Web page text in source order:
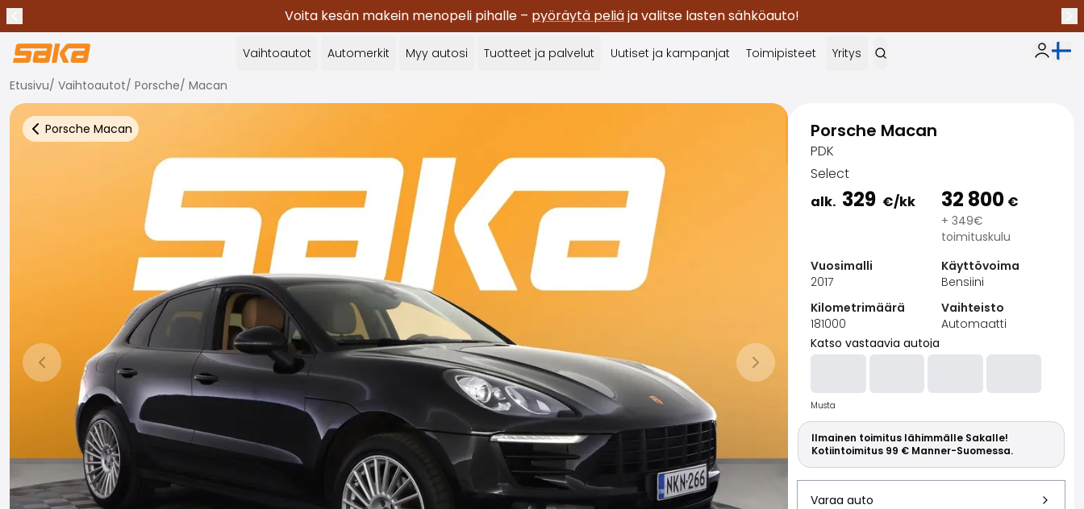
Voita kesän makein menopeli pihalle – pyöräytä peliäja valitse lasten sähköauto!
Lopeta ilmoitukset
✕
Vaihtoautot Automerkit Myy autosi Tuotteet ja palvelut Uutiset ja kampanjat Toimipisteet Yritys Oma
Etusivu/ Vaihtoautot/ Porsche/ Macan
Porsche Macan
Takaisin autoihin
Lue lisää
Edellinen dia Seuraava dia
Porsche Macan
PDK
Select
alk. 329 €/kk 32 800 €
+ 349€
toimituskulu
Vuosimalli
2017
Käyttövoima
Bensiini
Kilometrimäärä
181000
Vaihteisto
Automaatti
Katso vastaavia autoja
Musta
Ilmainen toimitus lähimmälle Sakalle!
Kotiintoimitus 99 € Manner-Suomessa.
Varaa auto